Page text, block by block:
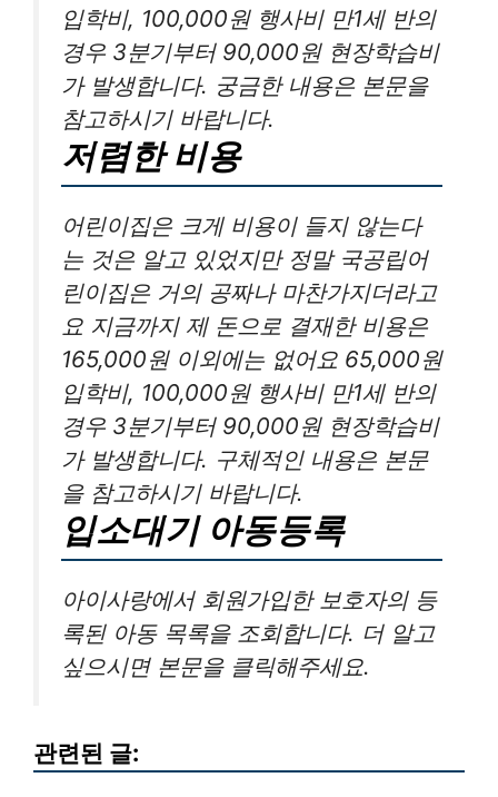
입학비, 100,000원 행사비 만1세 반의
경우 3분기부터 90,000원 현장학습비
가 발생합니다. 궁금한 내용은 본문을
참고하시기 바랍니다.
저렴한 비용
어린이집은 크게 비용이 들지 않는다
는 것은 알고 있었지만 정말 국공립어
린이집은 거의 공짜나 마찬가지더라고
요 지금까지 제 돈으로 결재한 비용은
165,000원 이외에는 없어요 65,000원
입학비, 100,000원 행사비 만1세 반의
경우 3분기부터 90,000원 현장학습비
가 발생합니다. 구체적인 내용은 본문
을 참고하시기 바랍니다.
입소대기 아동등록
아이사랑에서 회원가입한 보호자의 등
록된 아동 목록을 조회합니다. 더 알고
싶으시면 본문을 클릭해주세요.
관련된 글: